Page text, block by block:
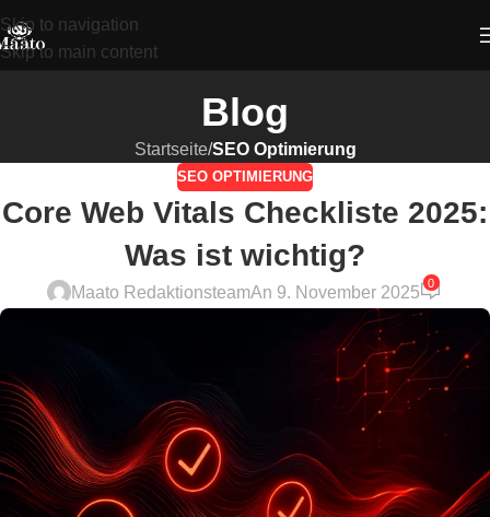
Skip to navigation
Skip to main content
Blog
Startseite/SEO Optimierung
SEO OPTIMIERUNG
Core Web Vitals Checkliste 2025:
Was ist wichtig?
Maato RedaktionsteamAn 9. November 2025
0